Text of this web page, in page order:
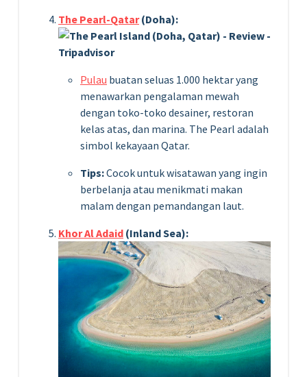
The Pearl-Qatar(Doha):
Pulau buatan seluas 1.000 hektar yang
menawarkan pengalaman mewah
dengan toko-toko desainer, restoran
kelas atas, dan marina. The Pearl adalah
simbol kekayaan Qatar.
Tips:Cocok untuk wisatawan yang ingin
berbelanja atau menikmati makan
malam dengan pemandangan laut.
Khor Al Adaid (Inland Sea):